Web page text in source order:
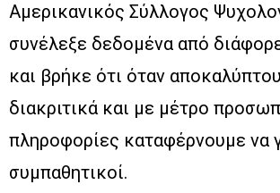
Αμερικανικός Σύλλογος
συνέλεξε δεδομένα από
και βρήκε ότι όταν
διακριτικά και με μέτρο
πληροφορίες καταφέρνουμε να
συμπαθητικοί.